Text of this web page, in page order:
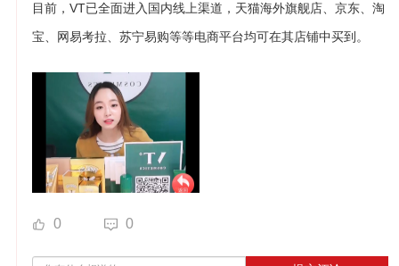
目前，VT已全面进入国内线上渠道，天猫海外旗舰店、京东、淘
宝、网易考拉、苏宁易购等等电商平台均可在其店铺中买到。
0 0